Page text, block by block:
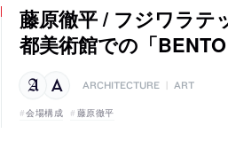
藤原徹平 / フジワラテ
都美術館での「
ARCHITECTURE ART
会場構成 藤原徹平